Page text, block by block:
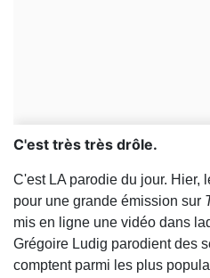
C'est très très drôle.
C'est LA parodie du jour. Hier,
pour une grande émission sur
mis en ligne une vidéo dans
Grégoire Ludig parodient des
comptent parmi les plus